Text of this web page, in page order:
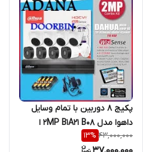
پکیج 8 دوربین با تمام وسایل
داهوا مدل 2MP B1A21 B08 ا
Paking 8 chanel cameras
43,000,000
13%